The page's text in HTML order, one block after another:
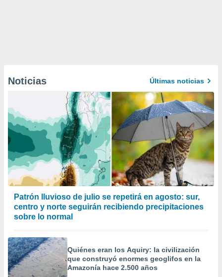
Noticias Últimas noticias
Patrón lluvioso de julio se repetirá en agosto: sur,
centro y norte seguirán recibiendo precipitaciones
sobre lo normal
Quiénes eran los Aquiry: la civilización
que construyó enormes geoglifos en la
Amazonía hace 2.500 años